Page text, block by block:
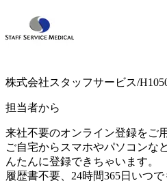
株式会社スタッフサービス/
担当者から
来社不要のオンライン登録をご
ご自宅からスマホやパソコンな
んたんに登録できちゃいます。
履歴書不要、24時間365日いつで